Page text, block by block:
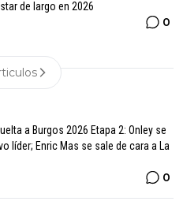
de largo en 2026
0
a Burgos 2026 Etapa 2: Onley se
líder; Enric Mas se sale de cara a La
0